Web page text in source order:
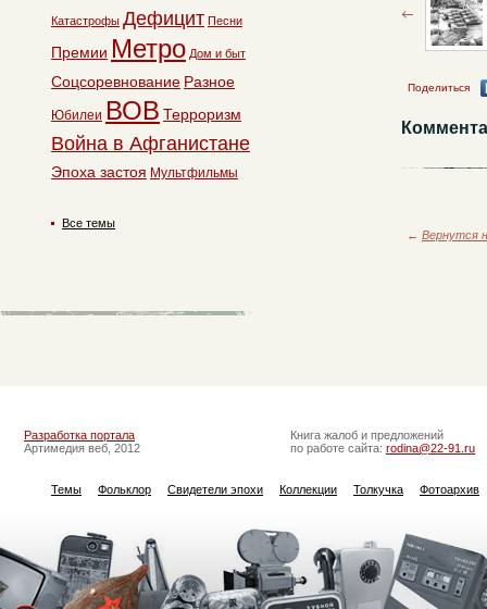
Поделиться
← Вернутся
Катастрофы Дефицит Песни
Премии Метро Дом и быт
Соцсоревнование Разное
Юбилеи ВОВ Терроризм
Война в Афганистане
Эпоха застоя Мультфильмы
Все темы
Разработка портала
Артимедия веб, 2012
Книга жалоб и предложений
по работе сайта: rodina@22-91.ru
Темы Фольклор Свидетели эпохи Коллекции Толкучка Фотоархив